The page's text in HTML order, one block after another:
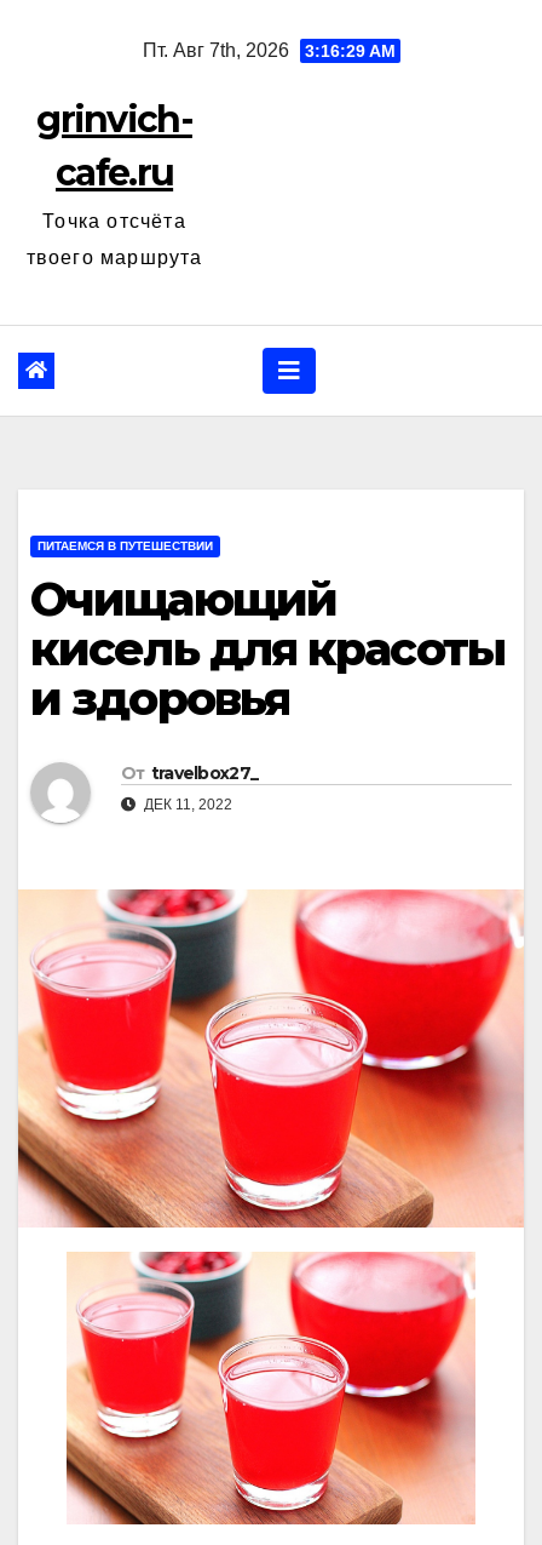
Пт. Авг 7th, 2026 3:16:30 AM
grinvich-
cafe.ru
Точка отсчёта
твоего маршрута
ПИТАЕМСЯ В ПУТЕШЕСТВИИ
Очищающий
кисель для красоты
и здоровья
От travelbox27_
ДЕК 11, 2022